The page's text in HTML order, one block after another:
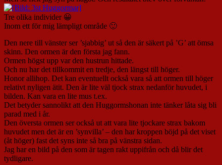
Tre olika individer 😀
Inom ett för mig lämpligt område 🙂
Den nere till vänster ser ’sjabbig’ ut så den är säkert på ’G’ att ömsa
skinn. Den ormen är den första jag fann.
Ormen högst upp var den hustrun hittade.
Och nu har det tillkommit en tredje, den längst till höger.
Honor allihop. Det kan eventuellt också vara så att ormen till höger
relativt nyligen ätit. Den är lite väl tjock strax nedanför huvudet, i
bilden. Kan vara en lite mus t.ex.
Det betyder sannolikt att den Huggormshonan inte tänker låta sig bli
parad med i år.
Den översta ormen ser också ut att vara lite tjockare strax bakom
huvudet men det är en ’synvilla’ – den har kroppen böjd på det viset
(åt höger) fast det syns inte så bra på vänstra sidan.
Jag har en bild på den som är tagen rakt uppifrån och då blir det
tydligare.